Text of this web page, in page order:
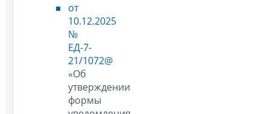
от
10.12.2025
№
ЕД-7-
21/1072@
«Об
утверждении
формы